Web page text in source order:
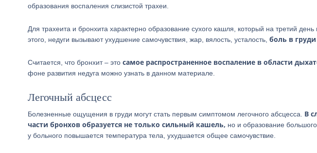
образования воспаления слизистой трахеи.
Для трахеита и бронхита характерно образование сухого кашля, который на третий
этого, недуги вызывают ухудшение самочувствия, жар, вялость, усталость, боль в
Считается, что бронхит – это самое распространенное воспаление в области
фоне развития недуга можно узнать в данном материале.
Легочный абсцесс
Болезненные ощущения в груди могут стать первым симптомом легочного абсцесса. В
части бронхов образуется не только сильный кашель, но и образование
у больного повышается температура тела, ухудшается общее самочувствие.